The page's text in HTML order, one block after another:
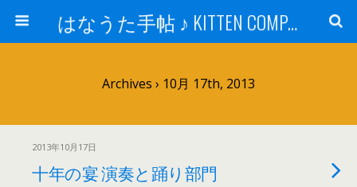
はなうた手帖 ♪ KITTEN COMPANY
Archives › 10月 17th, 2013
2013年10月17日
十年の宴 演奏と踊り部門